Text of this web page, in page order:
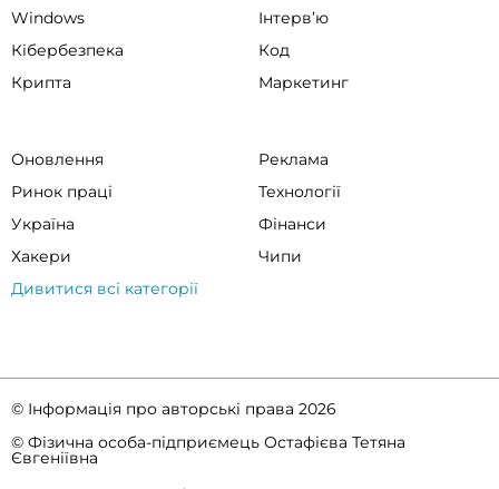
Windows
Інтервʼю
Кібербезпека
Код
Крипта
Маркетинг
Оновлення
Реклама
Ринок праці
Технології
Україна
Фінанси
Хакери
Чипи
Дивитися всі категорії
© Інформація про авторські права 2026
© Фізична особа-підприємець Остафієва Тетяна
Євгеніївна